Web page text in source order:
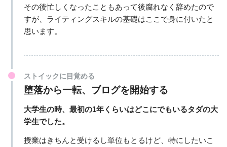
その後忙しくなったこともあって後腐れなく辞めたので
すが、ライティングスキルの基礎はここで身に付いたと
思います。
ストイックに目覚める
堕落から一転、ブログを開始する
大学生の時、最初の1年くらいはどこにでもいるタダの大
学生でした。
授業はきちんと受けるし単位もとるけど、特にしたいこ